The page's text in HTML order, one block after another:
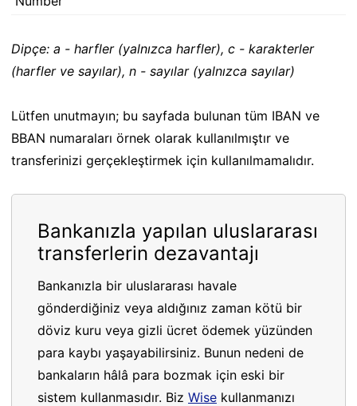
Dipçe: a - harfler (yalnızca harfler), c - karakterler
(harfler ve sayılar), n - sayılar (yalnızca sayılar)
Lütfen unutmayın; bu sayfada bulunan tüm IBAN ve
BBAN numaraları örnek olarak kullanılmıştır ve
transferinizi gerçekleştirmek için kullanılmamalıdır.
Bankanızla yapılan uluslararası
transferlerin dezavantajı
Bankanızla bir uluslararası havale
gönderdiğiniz veya aldığınız zaman kötü bir
döviz kuru veya gizli ücret ödemek yüzünden
para kaybı yaşayabilirsiniz. Bunun nedeni de
bankaların hâlâ para bozmak için eski bir
sistem kullanmasıdır. Biz Wise kullanmanızı